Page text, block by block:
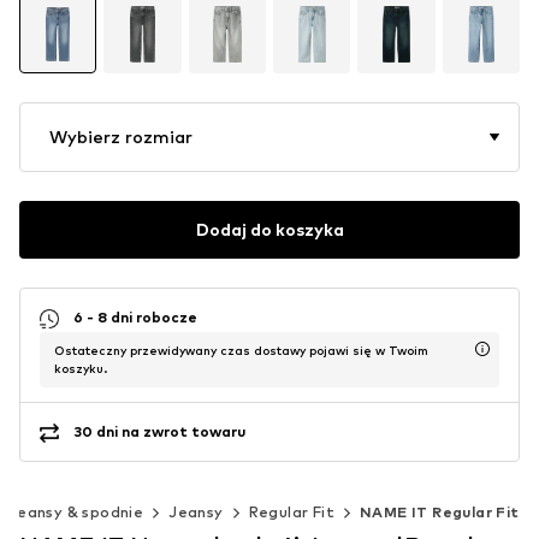
Wybierz rozmiar
Dodaj do koszyka
6 - 8 dni robocze
Ostateczny przewidywany czas dostawy pojawi się w Twoim
koszyku.
30 dni na zwrot towaru
Jeansy & spodnie Jeansy Regular Fit NAME IT Regular Fit